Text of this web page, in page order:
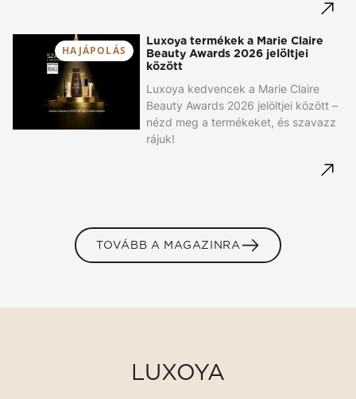
HAJÁPOLÁS
Luxoya termékek a Marie Claire
Beauty Awards 2026 jelöltjei
között
Luxoya kedvencek a Marie Claire
Beauty Awards 2026 jelöltjei között –
nézd meg a termékeket, és szavazz
rájuk!
TOVÁBB A MAGAZINRA
LUXOYA